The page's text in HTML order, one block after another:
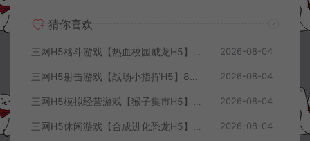
猜你喜欢
三网H5格斗游戏【热血校园威龙H5】8月最新整理Linux手工服务端+Win一键服务端+解压即玩+简易安卓客户端+详细搭建教程 2026-08-04
三网H5射击游戏【战场小指挥H5】8月最新整理Linux手工服务端+Win一键服务端+解压即玩+简易安卓客户端+详细搭建教程 2026-08-04
三网H5模拟经营游戏【猴子集市H5】8月最新整理Linux手工服务端+Win一键服务端+解压即玩+简易安卓客户端+详细搭建教程 2026-08-04
三网H5休闲游戏【合成进化恐龙H5】8月最新整理Linux手工服务端+Win一键服务端+解压即玩+简易安卓客户端+详细搭建教程 2026-08-04